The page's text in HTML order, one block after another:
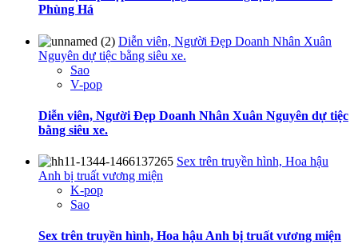
Phùng Há
Diễn viên, Người Đẹp Doanh Nhân Xuân
Nguyên dự tiệc bằng siêu xe.
Sao
V-pop
Diễn viên, Người Đẹp Doanh Nhân Xuân Nguyên dự tiệc
bằng siêu xe.
Sex trên truyền hình, Hoa hậu
Anh bị truất vương miện
K-pop
Sao
Sex trên truyền hình, Hoa hậu Anh bị truất vương miện